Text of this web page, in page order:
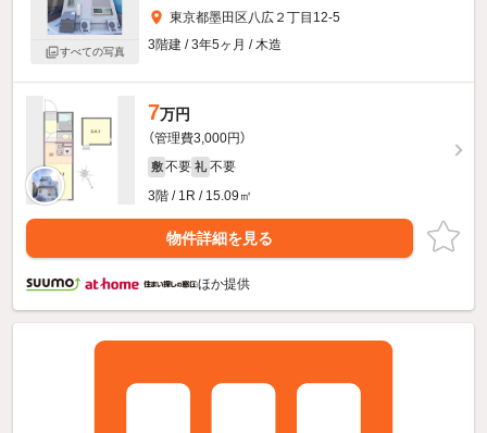
すべての写真
東京都墨田区八広２丁目12-5
3階建 / 3年5ヶ月 / 木造
7万円
（管理費3,000円）
敷 不要 礼 不要
3階 / 1R / 15.09㎡
物件詳細を見る
ほか提供